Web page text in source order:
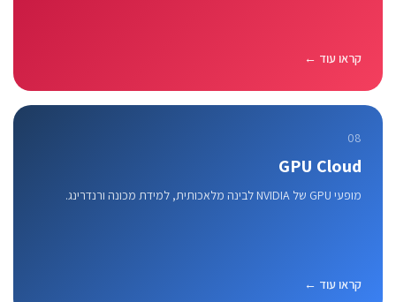
קראו עוד ←
08
GPU Cloud
מופעי GPU של NVIDIA לבינה מלאכותית, למידת מכונה ורנדרינג.
קראו עוד ←